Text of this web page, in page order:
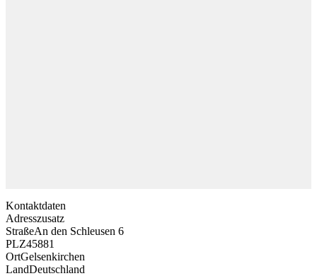
Kontaktdaten
Adresszusatz
StraßeAn den Schleusen 6
PLZ45881
OrtGelsenkirchen
LandDeutschland